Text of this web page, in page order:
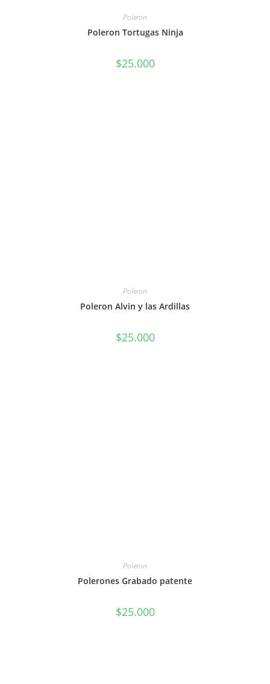
Poleron
Poleron Tortugas Ninja
$25.000
Poleron
Poleron Alvin y las Ardillas
$25.000
Poleron
Polerones Grabado patente
$25.000